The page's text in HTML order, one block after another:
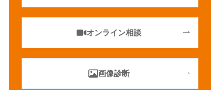
オンライン相談
画像診断